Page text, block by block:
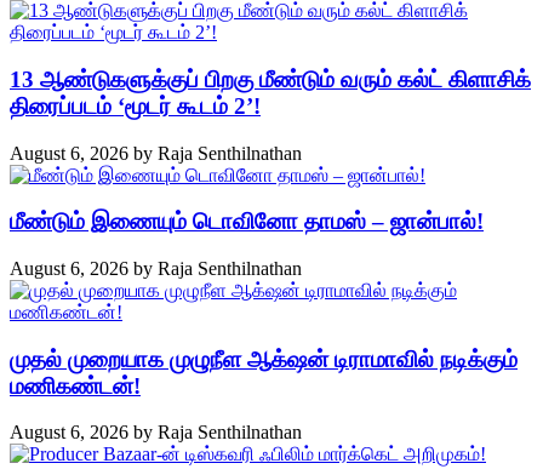
13 ஆண்டுகளுக்குப் பிறகு மீண்டும் வரும் கல்ட் கிளாசிக்
திரைப்படம் ‘மூடர் கூடம் 2’!
August 6, 2026 by Raja Senthilnathan
மீண்டும் இணையும் டொவினோ தாமஸ் – ஜான்பால்!
August 6, 2026 by Raja Senthilnathan
முதல் முறையாக முழுநீள ஆக்‌ஷன் டிராமாவில் நடிக்கும்
மணிகண்டன்!
August 6, 2026 by Raja Senthilnathan